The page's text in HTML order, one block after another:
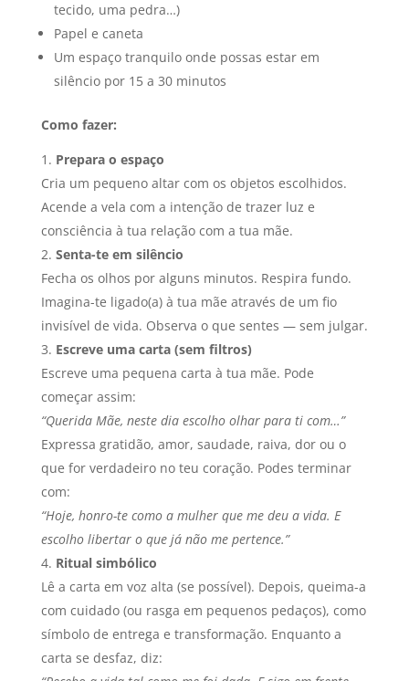
tecido, uma pedra…)
Papel e caneta
Um espaço tranquilo onde possas estar em
silêncio por 15 a 30 minutos
Como fazer:
Prepara o espaço
Cria um pequeno altar com os objetos escolhidos.
Acende a vela com a intenção de trazer luz e
consciência à tua relação com a tua mãe.
Senta-te em silêncio
Fecha os olhos por alguns minutos. Respira fundo.
Imagina-te ligado(a) à tua mãe através de um fio
invisível de vida. Observa o que sentes — sem julgar.
Escreve uma carta (sem filtros)
Escreve uma pequena carta à tua mãe. Pode
começar assim:
“Querida Mãe, neste dia escolho olhar para ti com…”
Expressa gratidão, amor, saudade, raiva, dor ou o
que for verdadeiro no teu coração. Podes terminar
com:
“Hoje, honro-te como a mulher que me deu a vida. E
escolho libertar o que já não me pertence.”
Ritual simbólico
Lê a carta em voz alta (se possível). Depois, queima-a
com cuidado (ou rasga em pequenos pedaços), como
símbolo de entrega e transformação. Enquanto a
carta se desfaz, diz: